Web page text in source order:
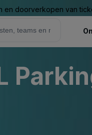
doorverkopen van